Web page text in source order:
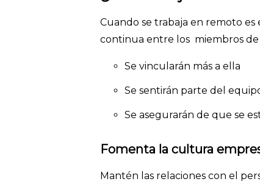
Cuando se trabaja en remoto
continua entre los miembros de
Se vincularán más a ella
Se sentirán parte del
Se asegurarán de que se
Fomenta la cultura
Mantén las relaciones con el